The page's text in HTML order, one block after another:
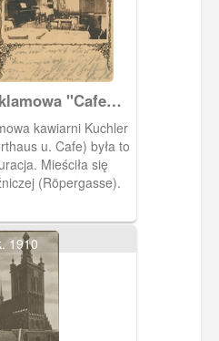
"Cafe
kawiarni Kuchler
u. Cafe) była to
Mieściła się
(Röpergasse).
1910